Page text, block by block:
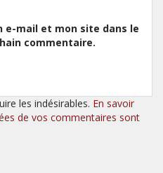
e-mail et mon site dans le
commentaire.
les indésirables. En savoir
de vos commentaires sont